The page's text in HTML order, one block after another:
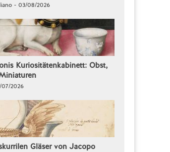
- 03/08/2026
Kuriositätenkabinett: Obst,
07/2026
Gläser von Jacopo